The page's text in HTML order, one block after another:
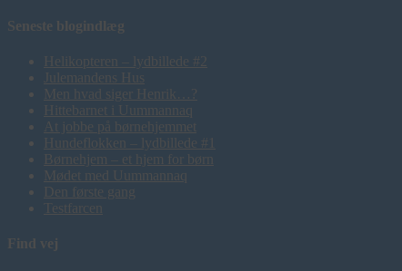
Seneste blogindlæg
Helikopteren – lydbillede #2
Julemandens Hus
Men hvad siger Henrik…?
Hittebarnet i Uummannaq
At jobbe på børnehjemmet
Hundeflokken – lydbillede #1
Børnehjem – et hjem for børn
Mødet med Uummannaq
Den første gang
Testfarcen
Find vej